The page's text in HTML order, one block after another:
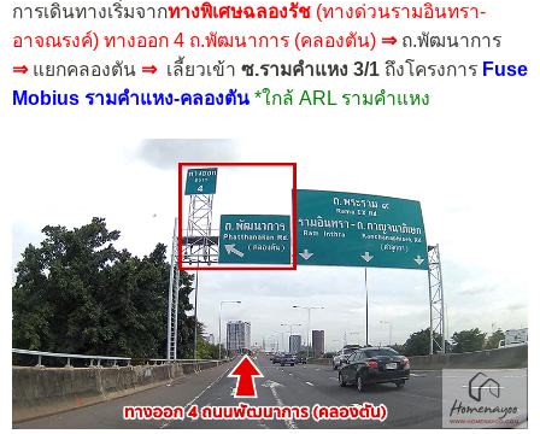
การเดินทางเริ่มจากทางพิเศษฉลองรัช (ทางด่วนรามอินทรา-
อาจณรงค์) ทางออก 4 ถ.พัฒนาการ (คลองตัน) ⇒ ถ.พัฒนาการ
⇒แยกคลองตัน ⇒ เลี้ยวเข้า ซ.รามคำแหง 3/1 ถึงโครงการ Fuse
Mobius รามคำแหง-คลองตัน *ใกล้ ARL รามคำแหง